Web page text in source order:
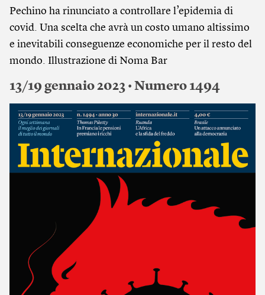
Pechino ha rinunciato a controllare l’epidemia di
covid. Una scelta che avrà un costo umano altissimo
e inevitabili conseguenze economiche per il resto del
mondo. Illustrazione di Noma Bar
13/19 gennaio 2023 • Numero 1494